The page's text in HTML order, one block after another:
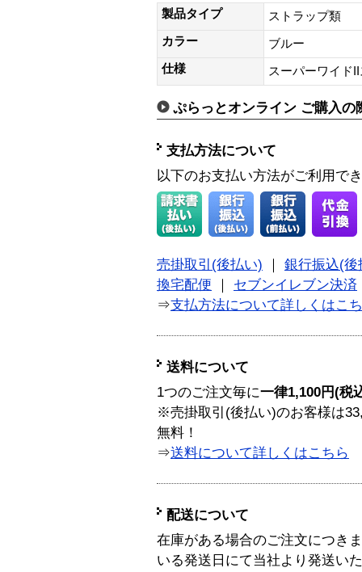
製品タイプ
ストラップ類
カラー
ブルー
仕様
スーパーワイド
ぷらっとオンライン ご購入の
支払方法について
以下のお支払い方法がご利用で
売掛取引(後払い)
銀行振込(後
換宅配便
セブンイレブン決済
⇒支払方法について詳しくはこ
送料について
1つのご注文毎に一律1,100円(税
※売掛取引(後払い)のお客様は
無料！
⇒送料について詳しくはこちら
配送について
在庫がある場合のご注文につき
いる発送日にて当社より発送い